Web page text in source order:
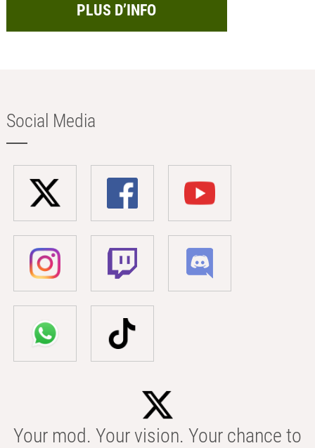
PLUS D’INFO
Social Media
Your mod. Your vision. Your chance to